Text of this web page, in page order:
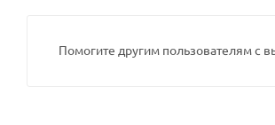
Помогите другим пользователям с